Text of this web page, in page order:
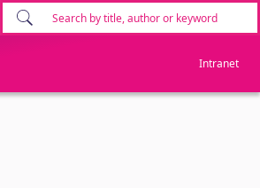
Intranet